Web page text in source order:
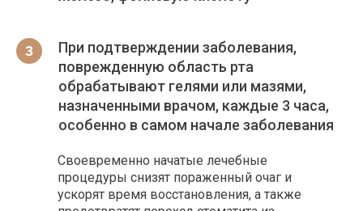
При подтверждении заболевания,
поврежденную область рта
обрабатывают гелями или мазями,
назначенными врачом, каждые 3 часа,
особенно в самом начале заболевания
Своевременно начатые лечебные
процедуры снизят пораженный очаг и
ускорят время восстановления, а также